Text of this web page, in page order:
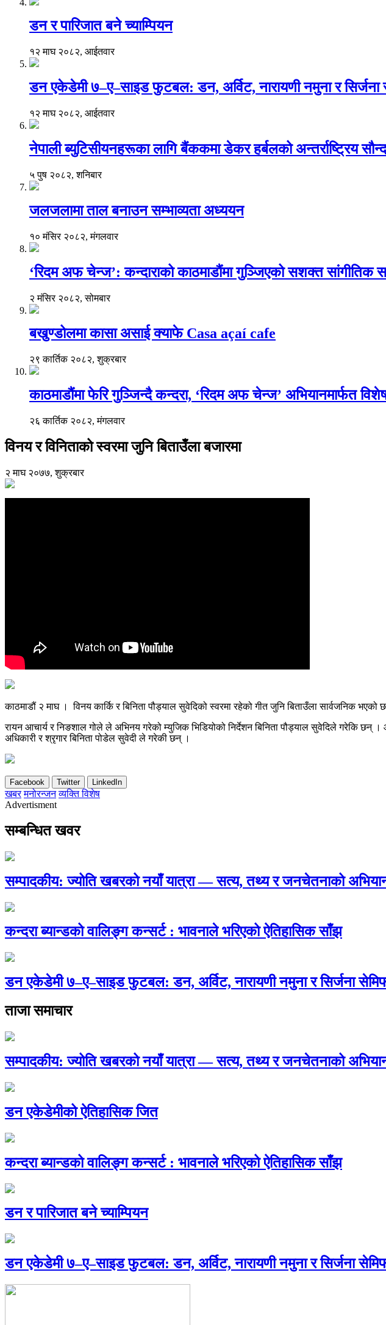
डन र पारिजात बने च्याम्पियन
१२ माघ २०८२, आईतवार
डन एकेडेमी ७–ए–साइड फुटबल: डन, अर्विट, नारायणी नमुना र सिर्जना
१२ माघ २०८२, आईतवार
नेपाली ब्युटिसीयनहरूका लागि बैंककमा डेकर हर्बलको अन्तर्राष्ट्रिय
५ पुष २०८२, शनिबार
जलजलामा ताल बनाउन सम्भाव्यता अध्ययन
१० मंसिर २०८२, मंगलवार
‘रिदम अफ चेन्ज’: कन्दाराको काठमाडौंमा गुञ्जिएको सशक्त सांगीतिक
२ मंसिर २०८२, सोमबार
बखुण्डोलमा कासा असाई क्याफे Casa açaí cafe
२९ कार्तिक २०८२, शुक्रबार
काठमाडौंमा फेरि गुञ्जिन्दै कन्दरा, ‘रिदम अफ चेन्ज’ अभियानमार्फत
२६ कार्तिक २०८२, मंगलवार
विनय र विनिताको स्वरमा जुनि बिताउँला बजारमा
२ माघ २०७७, शुक्रबार
काठमाडौं २ माघ । विनय कार्कि र बिनिता पौड्याल सुवेदिको स्वरमा रहेको गीत जुनि बिताउँला सार्वजनिक
रायन आचार्य र निङशाल गोले ले अभिनय गरेको म्युजिक भिडियोको निर्देशन बिनिता पौड्याल सुवेदिले गरेकि छन्
अधिकारी र श्रृगार बिनिता पोडेल सुवेदी ले गरेकी छन् ।
Facebook Twitter LinkedIn
खबर मनोरन्जन व्यक्ति विशेष
Advertisment
सम्बन्धित खवर
सम्पादकीय: ज्योति खबरको नयाँ यात्रा — सत्य, तथ्य र जनचेतनाको
कन्दरा ब्यान्डको वालिङ्ग कन्सर्ट : भावनाले भरिएको ऐतिहासिक साँझ
डन एकेडेमी ७–ए–साइड फुटबल: डन, अर्विट, नारायणी नमुना र सिर्जना
ताजा समाचार
सम्पादकीय: ज्योति खबरको नयाँ यात्रा — सत्य, तथ्य र जनचेतनाको
डन एकेडेमीको ऐतिहासिक जित
कन्दरा ब्यान्डको वालिङ्ग कन्सर्ट : भावनाले भरिएको ऐतिहासिक साँझ
डन र पारिजात बने च्याम्पियन
डन एकेडेमी ७–ए–साइड फुटबल: डन, अर्विट, नारायणी नमुना र सिर्जना